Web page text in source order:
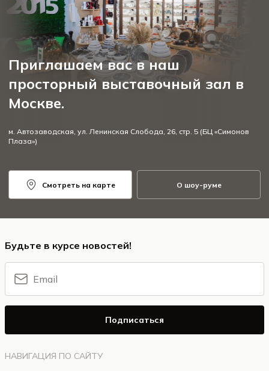
Приглашаем вас в наш
просторный выставочный зал в
Москве.
м. Автозаводская, ул. Ленинская Слобода, 26, стр. 5 (БЦ «Симонов
Плаза»)
Смотреть на карте О шоу-руме
НАВИГАЦИЯ ПО САЙТУ
Будьте в курсе новостей!
Подписаться